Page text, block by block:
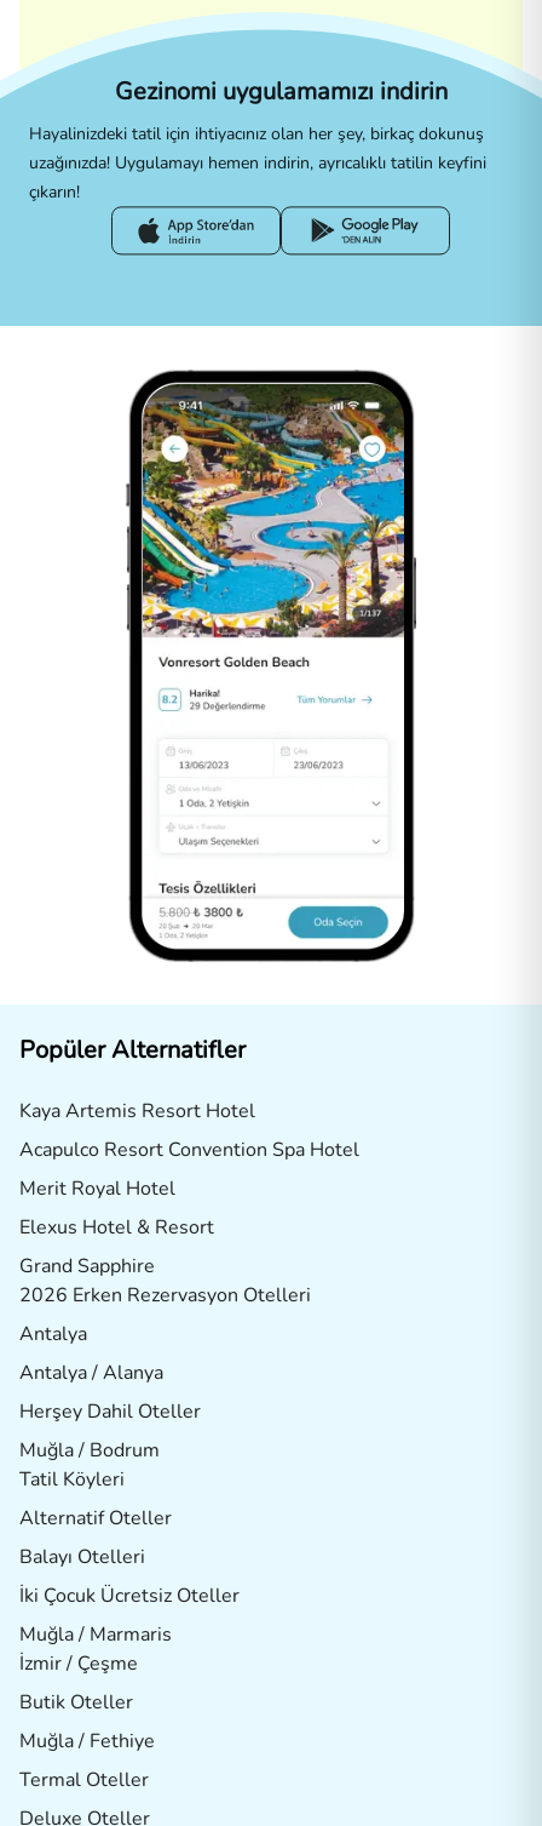
Gezinomi uygulamamızı indirin
Hayalinizdeki tatil için ihtiyacınız olan her şey, birkaç dokunuş
uzağınızda! Uygulamayı hemen indirin, ayrıcalıklı tatilin keyfini
çıkarın!
Popüler Alternatifler
Kaya Artemis Resort Hotel
Acapulco Resort Convention Spa Hotel
Merit Royal Hotel
Elexus Hotel & Resort
Grand Sapphire
2026 Erken Rezervasyon Otelleri
Antalya
Antalya / Alanya
Herşey Dahil Oteller
Muğla / Bodrum
Tatil Köyleri
Alternatif Oteller
Balayı Otelleri
İki Çocuk Ücretsiz Oteller
Muğla / Marmaris
İzmir / Çeşme
Butik Oteller
Muğla / Fethiye
Termal Oteller
Deluxe Oteller